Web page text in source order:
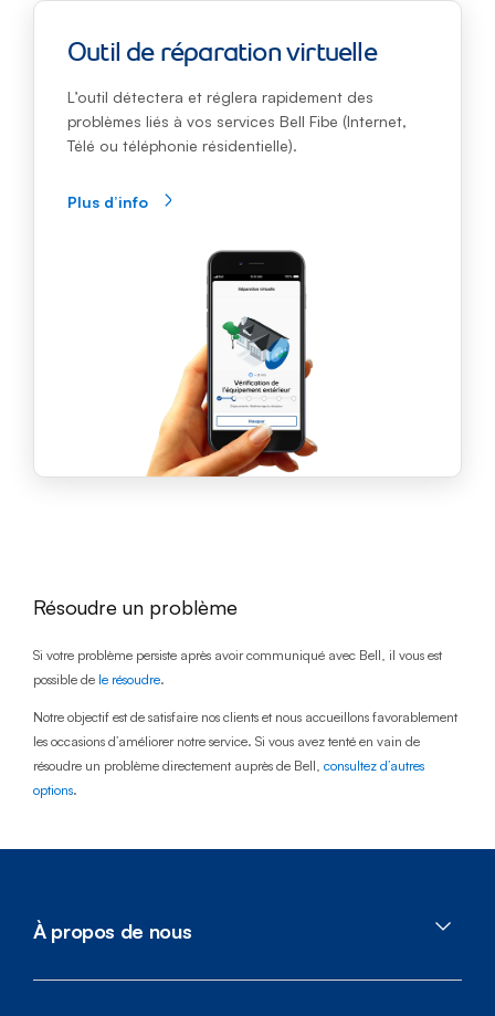
Outil de réparation virtuelle
L’outil détectera et réglera rapidement des
problèmes liés à vos services Bell Fibe (Internet,
Télé ou téléphonie résidentielle).
Plus d’info
Résoudre un problème
Si votre problème persiste après avoir communiqué avec Bell, il vous est
possible de le résoudre.
Notre objectif est de satisfaire nos clients et nous accueillons favorablement
les occasions d’améliorer notre service. Si vous avez tenté en vain de
résoudre un problème directement auprès de Bell, consultez d’autres
options.
À propos de nous